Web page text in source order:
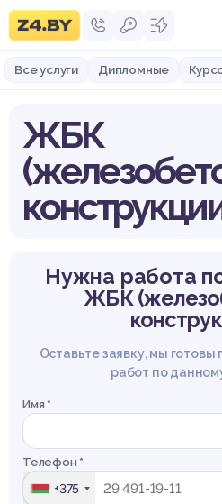
Все услуги Дипломные
ЖБК
Нужна работа
ЖБК
Оставьте заявку, мы
работ по
Имя *
Телефон *
+375